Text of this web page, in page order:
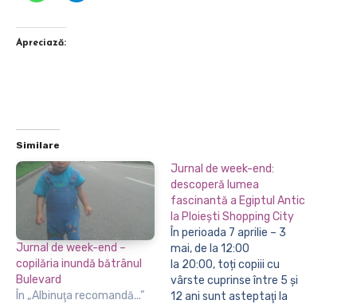
Apreciază:
Similare
Jurnal de week-end –
copilăria inundă bătrânul
Bulevard
În „Albinuţa recomandă...”
Jurnal de week-end:
descoperă lumea
fascinantă a Egiptul Antic
la Ploiești Shopping City
mai, de la 12:00
la 20:00, toți copiii cu
vârste cuprinse între 5 și
12 ani sunt asteptaţi la